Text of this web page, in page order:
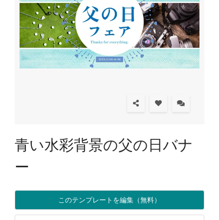
青い水彩背景の父の日バナ
ー
このテンプレートを編集（無料）